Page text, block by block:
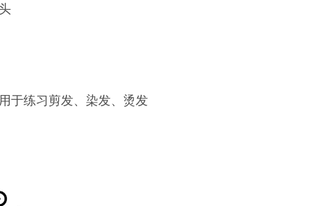
于练习剪发、染发、烫发